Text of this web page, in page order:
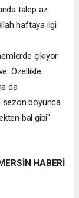
talep az.
haftaya ilgi
çıkıyor.
Özellikle
da
sezon boyunca
bal gibi"
HABERİ